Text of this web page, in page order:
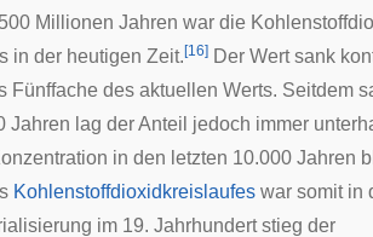
Millionen Jahren war die
in der heutigen Zeit. [16] Der Wert sank
Fünffache des aktuellen Werts. Seitdem
Jahren lag der Anteil jedoch immer
in den letzten 10.000 Jahren
Kohlenstoffdioxidkreislaufes war somit in
im 19. Jahrhundert stieg der